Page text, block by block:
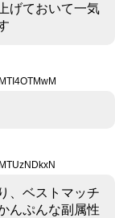
げておいて一気
、ベストマッチ
んぷんな副属性